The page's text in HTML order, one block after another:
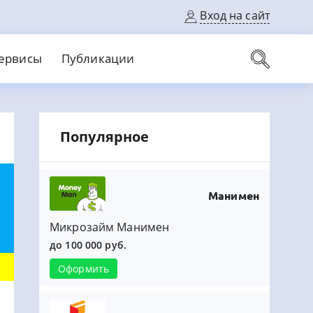
Вход на сайт
Без кредитной истории
Без процентов
Без справок
На банковский счет
Публикации
Популярное
Манимен
Микрозайм Манимен
до 100 000 руб.
Оформить